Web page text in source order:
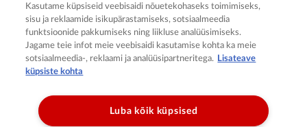
Kasutame küpsiseid veebisaidi nõuetekohaseks toimimiseks,
sisu ja reklaamide isikupärastamiseks, sotsiaalmeedia
funktsioonide pakkumiseks ning liikluse analüüsimiseks.
Jagame teie infot meie veebisaidi kasutamise kohta ka meie
sotsiaalmeedia-, reklaami ja analüüsipartneritega. Lisateave
küpsiste kohta
Luba kõik küpsised